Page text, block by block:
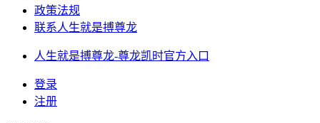
政策法规
联系人生就是搏尊龙
人生就是搏尊龙-尊龙凯时官方入口
登录
注册